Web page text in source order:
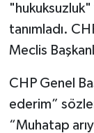
"hukuksuzluk"
tanımladı.
Meclis
CHP Genel
ederim”
“Muhatap